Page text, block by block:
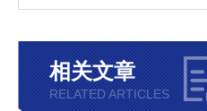
相关文章
RELATED ARTICLES